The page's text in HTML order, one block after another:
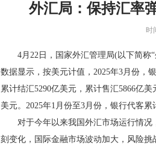
外汇局：保持汇率
时
4月22日，国家外汇管理局(以下简称“
数据显示，按美元计值，2025年3月份，
累计结汇5290亿美元，累计售汇5866亿
美元。2025年1月份至3月份，银行代客累
对于今年以来我国外汇市场运行情况
刻变化，国际金融市场波动加大，风险